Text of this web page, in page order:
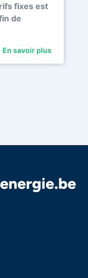
fixes est
de
En savoir plus